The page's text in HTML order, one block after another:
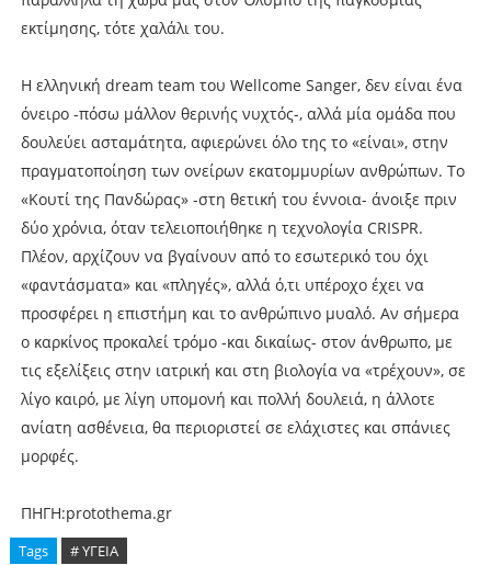
εκτίμησης, τότε χαλάλι του.
Η ελληνική dream team του Wellcome Sanger, δεν είναι ένα
όνειρο -πόσω μάλλον θερινής νυχτός-, αλλά μία ομάδα που
δουλεύει ασταμάτητα, αφιερώνει όλο της το «είναι», στην
πραγματοποίηση των ονείρων εκατομμυρίων ανθρώπων. Το
«Κουτί της Πανδώρας» -στη θετική του έννοια- άνοιξε πριν
δύο χρόνια, όταν τελειοποιήθηκε η τεχνολογία CRISPR.
Πλέον, αρχίζουν να βγαίνουν από το εσωτερικό του όχι
«φαντάσματα» και «πληγές», αλλά ό,τι υπέροχο έχει να
προσφέρει η επιστήμη και το ανθρώπινο μυαλό. Αν σήμερα
ο καρκίνος προκαλεί τρόμο -και δικαίως- στον άνθρωπο, με
τις εξελίξεις στην ιατρική και στη βιολογία να «τρέχουν», σε
λίγο καιρό, με λίγη υπομονή και πολλή δουλειά, η άλλοτε
ανίατη ασθένεια, θα περιοριστεί σε ελάχιστες και σπάνιες
μορφές.
ΠΗΓΗ:protothema.gr
Tags # ΥΓΕΙΑ